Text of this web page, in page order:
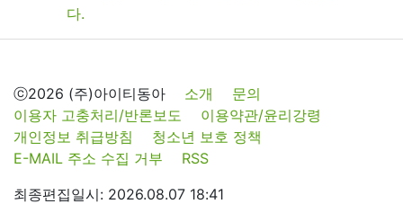
ⓒ2026 (주)아이티동아 소개
문의
이용자 고충처리/반론보도
이용약관/윤리강령
개인정보 취급방침
청소년 보호 정책
E-MAIL 주소 수집 거부
RSS
최종편집일시: 2026.08.07 18:41